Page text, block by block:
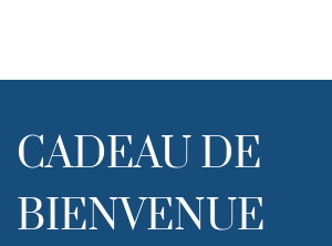
CADEAU DE
BIENVENUE